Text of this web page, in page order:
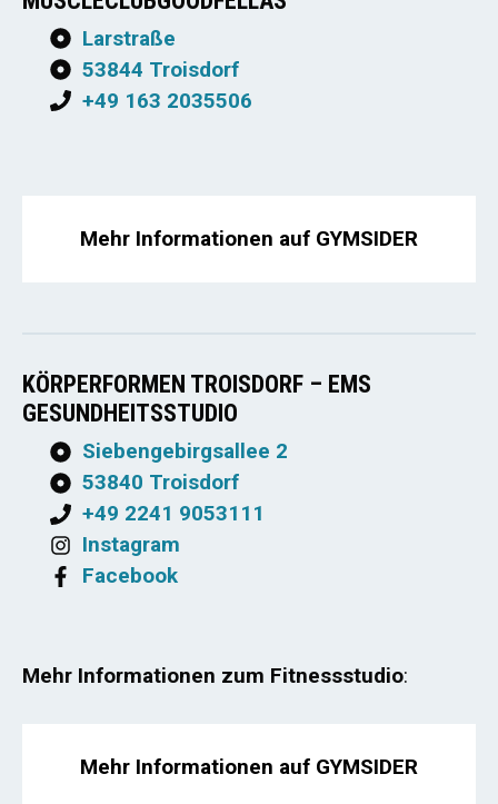
Larstraße
53844 Troisdorf
+49 163 2035506
Mehr Informationen auf GYMSIDER
KÖRPERFORMEN TROISDORF – EMS
GESUNDHEITSSTUDIO
Siebengebirgsallee 2
53840 Troisdorf
+49 2241 9053111
Instagram
Facebook
Mehr Informationen zum Fitnessstudio:
Mehr Informationen auf GYMSIDER